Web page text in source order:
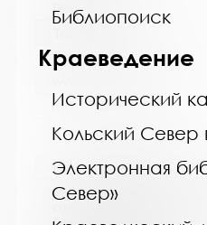
Библиопоиск
Краеведение
Исторический
Кольский Север
Электронная
Север»
Победы, 25
8 (81538) 4-35-92
http://revdabiblios.ru/
Название библиотеки:
Мурманская горственная
специальная
слабовидящих